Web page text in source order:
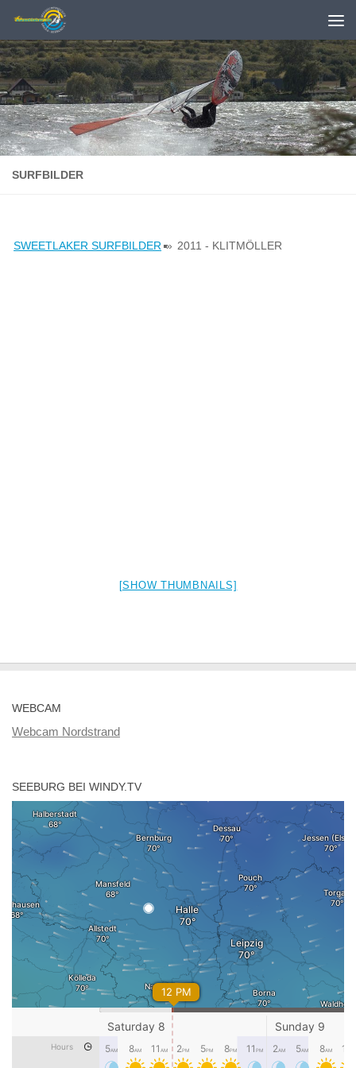
Zum Inhalt springen
SURFBILDER
SWEETLAKER SURFBILDER » 2011 - KLITMÖLLER
[SHOW THUMBNAILS]
WEBCAM
Webcam Nordstrand
SEEBURG BEI WINDY.TV